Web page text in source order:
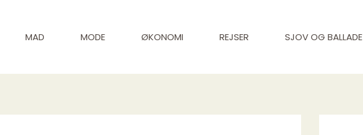
MAD MODE ØKONOMI REJSER SJOV OG BALLADE